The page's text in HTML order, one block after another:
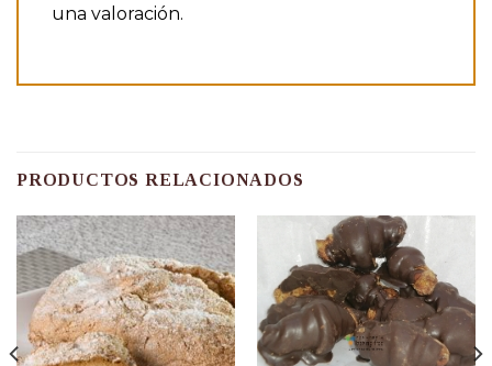
una valoración.
PRODUCTOS RELACIONADOS